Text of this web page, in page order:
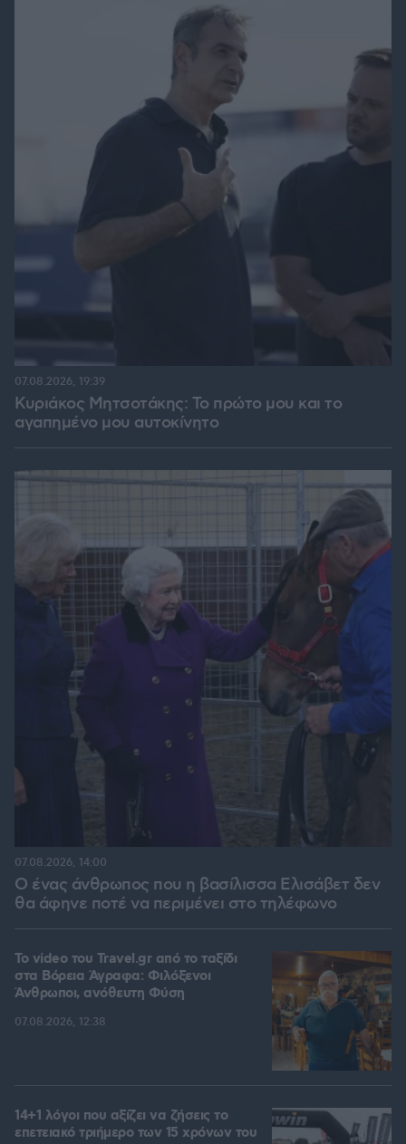
Κυριάκος Μητσοτάκης: Το πρώτο μου και το
αγαπημένο μου αυτοκίνητο
07.08.2026, 19:39
Ο ένας άνθρωπος που η βασίλισσα Ελισάβετ δεν
θα άφηνε ποτέ να περιμένει στο τηλέφωνο
07.08.2026, 14:00
To video του Travel.gr από το ταξίδι
στα Βόρεια Άγραφα: Φιλόξενοι
Άνθρωποι, ανόθευτη Φύση
07.08.2026, 12:38
14+1 λόγοι που αξίζει να ζήσεις το
επετειακό τριήμερο των 15 χρόνων του